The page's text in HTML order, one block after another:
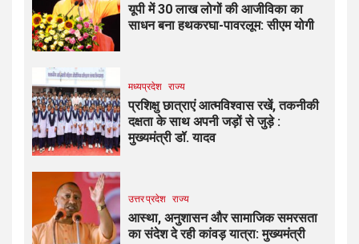
यूपी में 30 लाख लोगों की आजीविका का
साधन बना हथकरघा-पावरलूम: सीएम योगी
मध्यप्रदेश राज्य
प्रशिक्षु छात्राएं आत्मविश्वास रखें, तकनीकी
दक्षता के साथ अपनी जड़ों से जुड़े :
मुख्यमंत्री डॉ. यादव
उत्तर प्रदेश राज्य
आस्था, अनुशासन और सामाजिक समरसता
का संदेश दे रही कांवड़ यात्रा: मुख्यमंत्री